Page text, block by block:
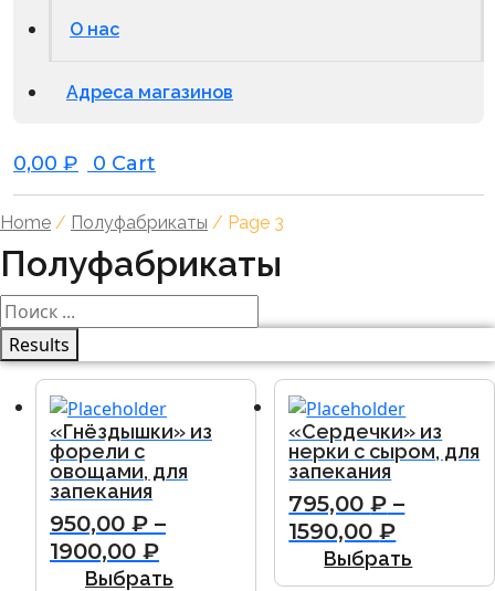
О нас
Адреса магазинов
0,00 ₽ 0 Cart
Home / Полуфабрикаты / Page 3
Полуфабрикаты
Results
«Гнёздышки» из
форели с
овощами, для
запекания
950,00 ₽ –
1900,00 ₽
Выбрать
«Сердечки» из
нерки с сыром, для
запекания
795,00₽ –
1590,00₽
Выбрать